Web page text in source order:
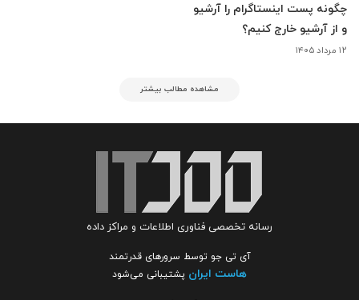
چگونه پست اینستاگرام را آرشیو
و از آرشیو خارج کنیم؟
۱۲ مرداد ۱۴۰۵
مشاهده مطالب بیشتر
رسانه تخصصی فناوری اطلاعات و مراکز داده
آی تی جو توسط سرورهای قدرتمند
هاست ایران پشتیبانی می‌شود